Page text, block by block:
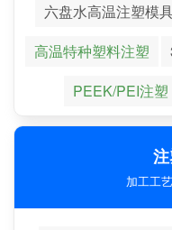
六盘水高温注塑模
高温特种塑料注塑
PEEK/PEI注塑
加工工